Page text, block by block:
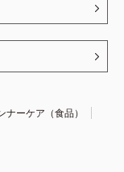
ナーケア（食品）